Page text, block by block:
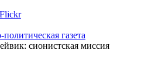
Flickr
сионистская миссия